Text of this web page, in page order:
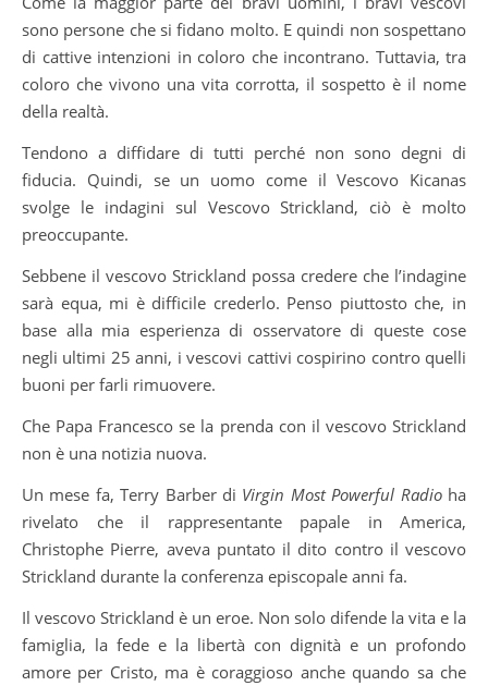
sono persone che si fidano molto. E quindi non sospettano
di cattive intenzioni in coloro che incontrano. Tuttavia, tra
coloro che vivono una vita corrotta, il sospetto è il nome
della realtà.
Tendono a diffidare di tutti perché non sono degni di
fiducia. Quindi, se un uomo come il Vescovo Kicanas
svolge le indagini sul Vescovo Strickland, ciò è molto
preoccupante.
Sebbene il vescovo Strickland possa credere che l’indagine
sarà equa, mi è difficile crederlo. Penso piuttosto che, in
base alla mia esperienza di osservatore di queste cose
negli ultimi 25 anni, i vescovi cattivi cospirino contro quelli
buoni per farli rimuovere.
Che Papa Francesco se la prenda con il vescovo Strickland
non è una notizia nuova.
Un mese fa, Terry Barber di Virgin Most Powerful Radioha
rivelato che il rappresentante papale in America,
Christophe Pierre, aveva puntato il dito contro il vescovo
Strickland durante la conferenza episcopale anni fa.
Il vescovo Strickland è un eroe. Non solo difende la vita e la
famiglia, la fede e la libertà con dignità e un profondo
amore per Cristo, ma è coraggioso anche quando sa che